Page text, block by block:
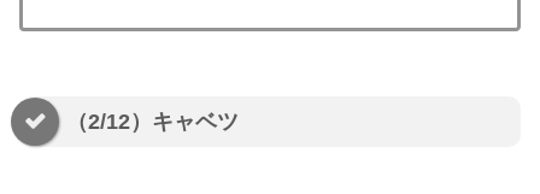
（2/12）キャベツ